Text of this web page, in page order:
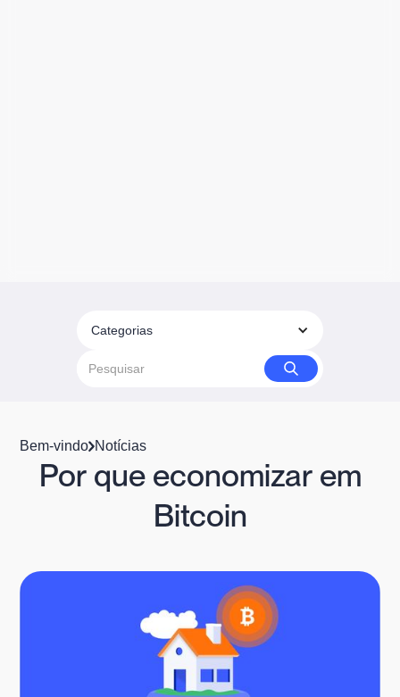
Categorias
Bem-vindo Notícias
Por que economizar em
Bitcoin